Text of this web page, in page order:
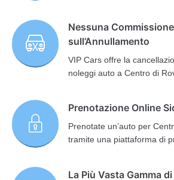
Nessuna Commissione
sull’Annullamento
VIP Cars offre la
noleggi auto a Centro di
Prenotazione Online
Prenotate un’auto per
tramite una piattaforma di
La Più Vasta Gamma